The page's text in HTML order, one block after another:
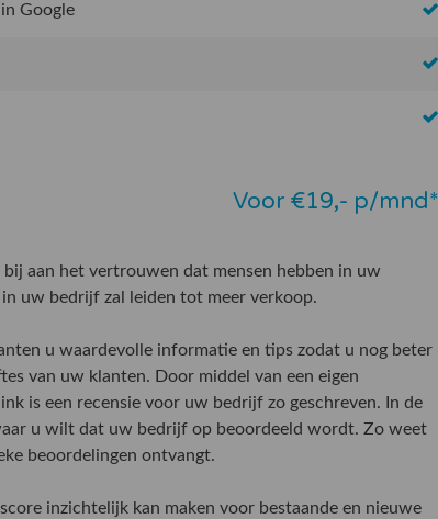
Google
Voor €19,- p/mnd*
aan het vertrouwen dat mensen hebben in uw
uw bedrijf zal leiden tot meer verkoop.
u waardevolle informatie en tips zodat u nog beter
van uw klanten. Door middel van een eigen
is een recensie voor uw bedrijf zo geschreven. In de
u wilt dat uw bedrijf op beoordeeld wordt. Zo weet
beoordelingen ontvangt.
inzichtelijk kan maken voor bestaande en nieuwe